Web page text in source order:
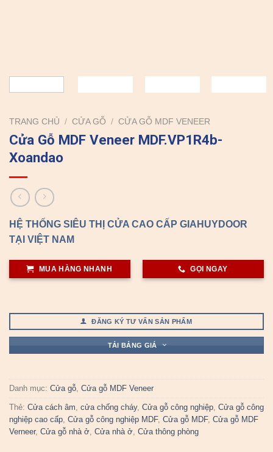
TRANG CHỦ / CỬA GỖ / CỬA GỖ MDF VENEER
Cửa Gỗ MDF Veneer MDF.VP1R4b-
Xoandao
HỆ THỐNG SIÊU THỊ CỬA CAO CẤP GIAHUYDOOR
TẠI VIỆT NAM
MUA HÀNG NHANH GỌI NGAY
ĐĂNG KÝ TƯ VẤN SẢN PHẨM
TẢI BẢNG GIÁ
Danh mục: Cửa gỗ, Cửa gỗ MDF Veneer
Thẻ: Cửa cách âm, cửa chống cháy, Cửa gỗ công nghiệp, Cửa gỗ công
nghiệp cao cấp, Cửa gỗ công nghiệp MDF, Cửa gỗ MDF, Cửa gỗ MDF
Verneer, Cửa gỗ nhà ở, Cửa nhà ở, Cửa thông phòng